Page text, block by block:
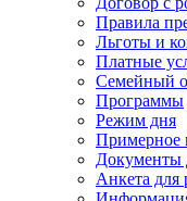
Правила
Льготы и
Платные
Семейный
Программы
Режим дня
Примерное
Документы
Анкета для